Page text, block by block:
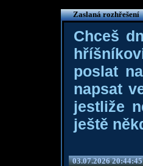
Zaslaná rozhřešení
Chceš
poslat
napsat
jestliže
ještě
03.07.2026 20:44:45